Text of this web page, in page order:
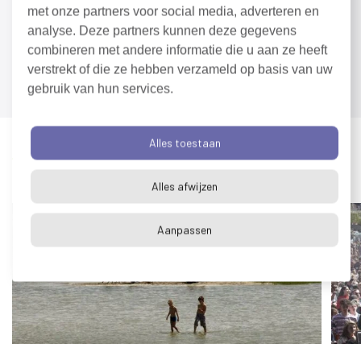
met onze partners voor social media, adverteren en
analyse. Deze partners kunnen deze gegevens
combineren met andere informatie die u aan ze heeft
verstrekt of die ze hebben verzameld op basis van uw
gebruik van hun services.
Alles toestaan
Alles afwijzen
Aanpassen
Zeer zorgwekkende stoffen
Blijf op de hoogte